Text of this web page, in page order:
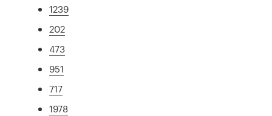
1239
202
473
951
717
1978